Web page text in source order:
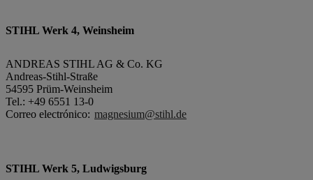
STIHL Werk 4, Weinsheim
ANDREAS STIHL AG & Co. KG
Andreas-Stihl-Straße
54595 Prüm-Weinsheim
Tel.: +49 6551 13-0
Correo electrónico: magnesium@stihl.de
STIHL Werk 5, Ludwigsburg